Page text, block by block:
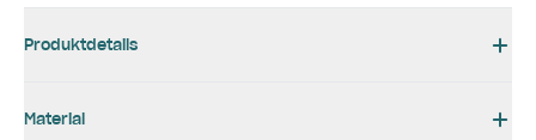
Produktdetails
Material